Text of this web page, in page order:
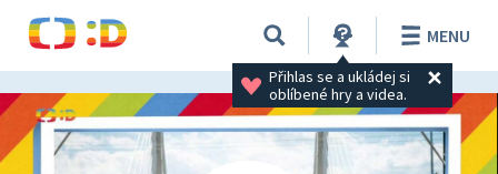
Přihlas se a ukládej si
oblíbené hry a videa.
MENU